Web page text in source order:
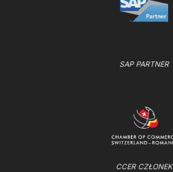
SAP PARTNER
CCER CZŁONEK